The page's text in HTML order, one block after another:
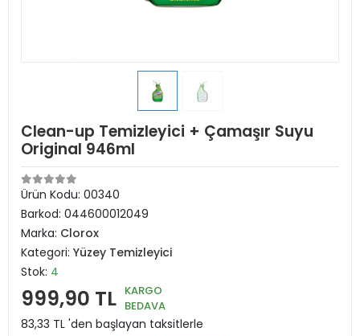
Clean-up Temizleyici + Çamaşır Suyu
Original 946ml
Ürün Kodu: 00340
Barkod: 044600012049
Marka: Clorox
Kategori: Yüzey Temizleyici
Stok: 4
999,90 TL KARGO
BEDAVA
83,33 TL 'den başlayan taksitlerle